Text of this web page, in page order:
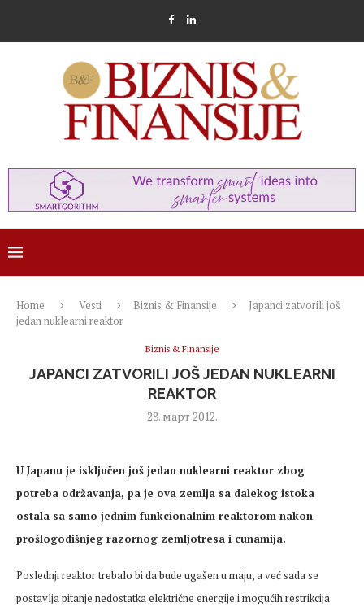
Home Vesti Biznis & Finansije
Japanci zatvorili još
jedan nuklearni reaktor
Biznis & Finansije
JAPANCI ZATVORILI JOŠ JEDAN NUKLEARNI
REAKTOR
28. март 2012.
U Japanu je isključen još jedan nuklearni reaktor zbog
potreba održavanja, pa je ova zemlja sa dalekog istoka
ostala sa samo jednim funkcionalnim reaktorom nakon
prošlogodišnjeg razornog zemljotresa i cunamija.
Poslednji reaktor trebalo bi da bude ugašen u maju, a već sada se
postavlja pitanje nedostatka električne energije i mogućih restrikcija